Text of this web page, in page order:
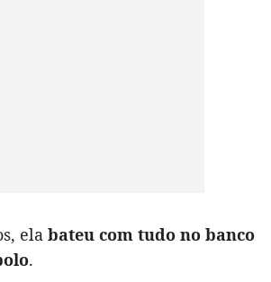
ela bateu com tudo no banco
.